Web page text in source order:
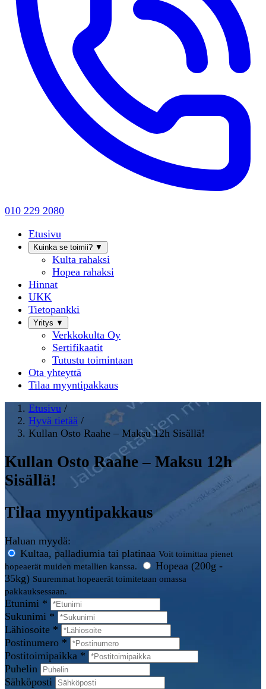
010 229 2080
Etusivu
Kuinka se toimii? ▼
Kulta rahaksi
Hopea rahaksi
Hinnat
UKK
Tietopankki
Yritys ▼
Verkkokulta Oy
Sertifikaatit
Tutustu toimintaan
Ota yhteyttä
Tilaa myyntipakkaus
Etusivu /
Hyvä tietää /
Kullan Osto Raahe – Maksu 12h Sisällä!
Kullan Osto Raahe – Maksu 12h
Sisällä!
Tilaa myyntipakkaus
Haluan myydä:
Kultaa, palladiumia tai platinaa Voit toimittaa pienet
hopeaerät muiden metallien kanssa.
Hopeaa (200g -
35kg) Suuremmat hopeaerät toimitetaan omassa
pakkauksessaan.
Etunimi *
Sukunimi *
Lähiosoite *
Postinumero *
Postitoimipaikka *
Puhelin
Sähköposti